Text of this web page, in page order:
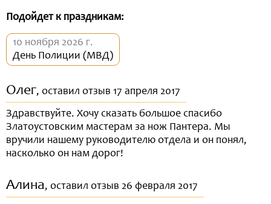
Подойдет к праздникам:
10 ноября 2026 г.
День Полиции (МВД)
Олег, оставил отзыв 17 апреля 2017
Здравствуйте. Хочу сказать большое спасибо
Златоустовским мастерам за нож Пантера. Мы
вручили нашему руководителю отдела и он понял,
насколько он нам дорог!
Алина, оставил отзыв 26 февраля 2017